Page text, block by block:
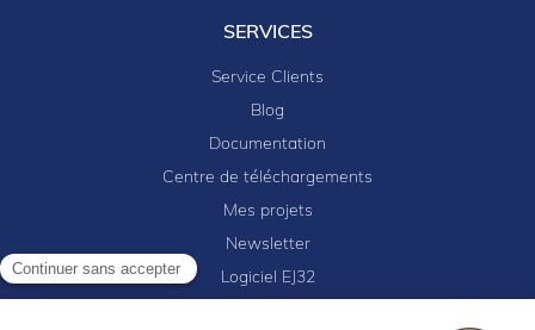
Continuer sans accepter
SERVICES
Service Clients
Blog
Documentation
Centre de téléchargements
Mes projets
Newsletter
Logiciel EJ32